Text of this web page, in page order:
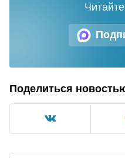
Поделиться